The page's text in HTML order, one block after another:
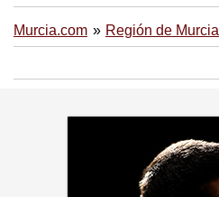
Murcia.com Región de Murcia